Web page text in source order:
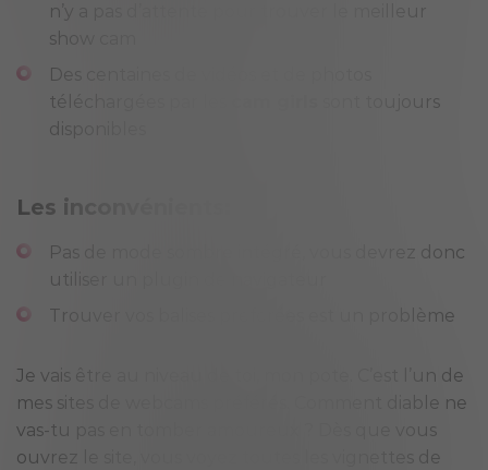
n’y a pas d’attente pour trouver le meilleur
show cam
Des centaines de vidéos et de photos
téléchargées par les
sont toujours
disponibles
Les inconvénients:
Pas de mode sombre intégré, vous devrez donc
utiliser un plugin de navigateur
Trouver vos balises préférées est un problème
Je vais être au niveau de toi, mon pote. C’est l’un de
mes sites de webcams préférés. Comment diable ne
vas-tu pas en tomber amoureux ? Dès que vous
ouvrez le site, vous voyez toutes les vignettes de